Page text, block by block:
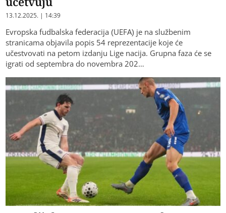
13.12.2025. | 14:39
Evropska fudbalska federacija (UEFA) je na službenim
stranicama objavila popis 54 reprezentacije koje će
učestvovati na petom izdanju Lige nacija. Grupna faza će se
igrati od septembra do novembra 202…